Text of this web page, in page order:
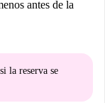
antes de la
si la reserva se